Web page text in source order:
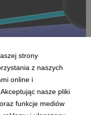
strony
z naszych
online i
nasze pliki
funkcje mediów